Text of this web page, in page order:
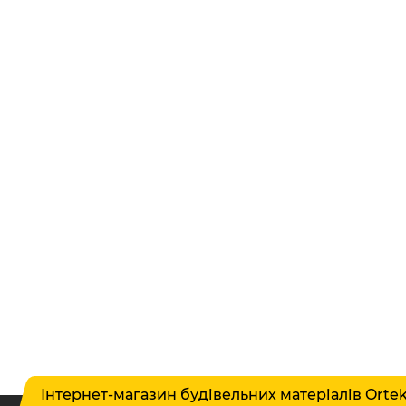
Інтернет-магазин будівельних матеріалів